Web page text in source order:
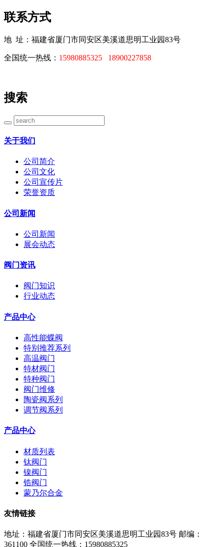
联系方式
地 址：福建省厦门市同安区美溪道思明工业园83号
全国统一热线： 15980885325 18900227858
搜索
关于我们
公司简介
公司文化
公司宣传片
荣誉资质
公司新闻
公司新闻
展会动态
阀门资讯
阀门知识
行业动态
产品中心
高性能蝶阀
特别推荐系列
高温阀门
特材阀门
特种阀门
阀门维修
陶瓷阀系列
调节阀系列
产品中心
材质列表
钛阀门
镍阀门
锆阀门
蒙乃尔合金
友情链接
地址：福建省厦门市同安区美溪道思明工业园83号 邮编：
361100 全国统一热线：15980885325